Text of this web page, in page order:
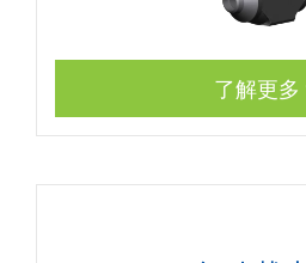
了解更多